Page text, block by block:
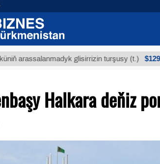
glisirrizin turşusy (t.) $12935,18
Halkara deňiz